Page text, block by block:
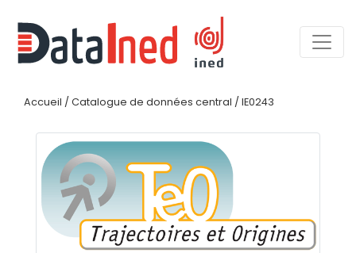
Accueil / Catalogue de données central / IE0243